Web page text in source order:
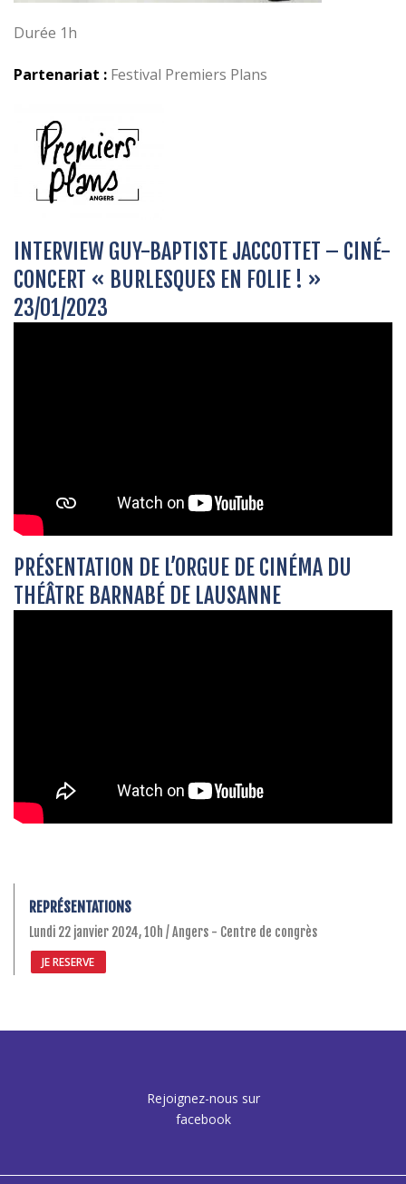
Durée 1h
Partenariat : Festival Premiers Plans
INTERVIEW GUY-BAPTISTE JACCOTTET – CINÉ-
CONCERT « BURLESQUES EN FOLIE ! »
23/01/2023
PRÉSENTATION DE L’ORGUE DE CINÉMA DU
THÉÂTRE BARNABÉ DE LAUSANNE
REPRÉSENTATIONS
Lundi 22 janvier 2024, 10h / Angers - Centre de congrès
JE RESERVE
Rejoignez-nous sur
facebook